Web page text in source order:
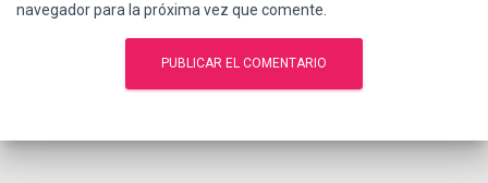
navegador para la próxima vez que comente.